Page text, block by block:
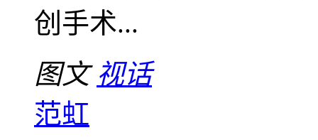
创手术...
图文 视话
范虹